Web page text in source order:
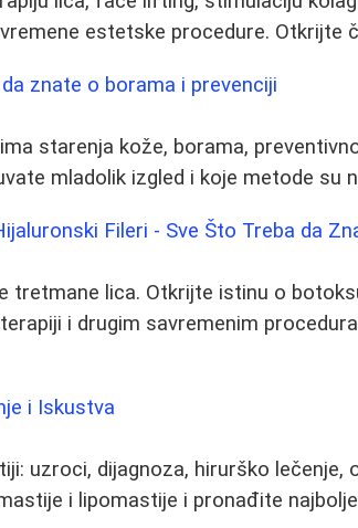
estetske procedure. Otkrijte
znate o borama i prevenciji
starenja kože, borama,
mladolik izgled i koje metode su
Fileri - Sve Što Treba da
tretmane lica. Otkrijte istinu o
i drugim savremenim
i Iskustva
uzroci, dijagnoza, hirurško lečenje,
i lipomastije i pronađite